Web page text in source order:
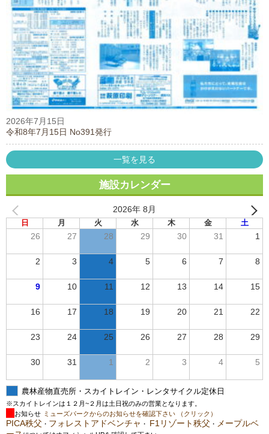
2026年7月15日
令和8年7月15日 No391発行
一覧を見る
施設カレンダー
2026年 8月
日 月 火 水 木 金 土
26 27 28 29 30 31 1
2 3 4 5 6 7 8
9 10 11 12 13 14 15
16 17 18 19 20 21 22
23 24 25 26 27 28 29
30 31 1 2 3 4 5
農林産物直売所・スカイトレイン・レンタサイクル定休日
※スカイトレインは１２月~２月は土日祝のみの営業となります。
お知らせ ミューズパークからのお知らせを確認下さい （クリック）
PICA秩父 ・ フォレストアドベンチャ ・ F1リゾート秩父 ・ メープルベ